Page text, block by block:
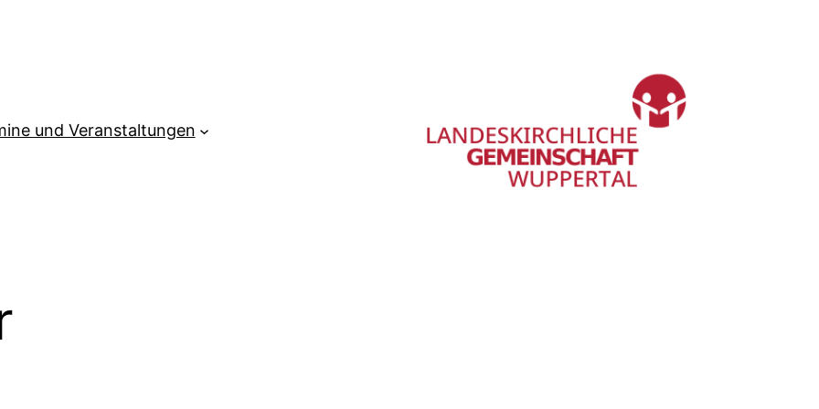
und Veranstaltungen